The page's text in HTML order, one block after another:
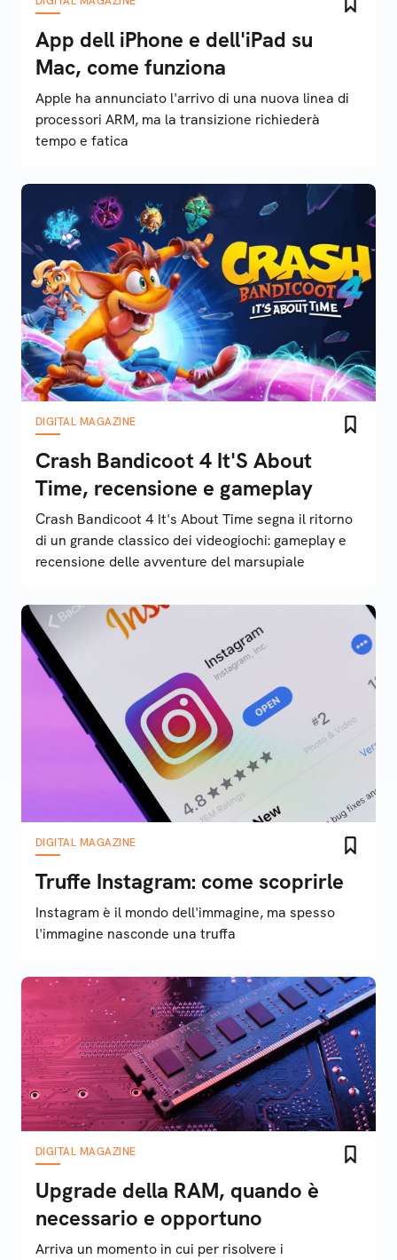
App dell iPhone e dell'iPad su
Mac, come funziona
Apple ha annunciato l'arrivo di una nuova linea di
processori ARM, ma la transizione richiederà
tempo e fatica
DIGITAL MAGAZINE
Crash Bandicoot 4 It'S About
Time, recensione e gameplay
Crash Bandicoot 4 It's About Time segna il ritorno
di un grande classico dei videogiochi: gameplay e
recensione delle avventure del marsupiale
DIGITAL MAGAZINE
Truffe Instagram: come scoprirle
Instagram è il mondo dell'immagine, ma spesso
l'immagine nasconde una truffa
DIGITAL MAGAZINE
Upgrade della RAM, quando è
necessario e opportuno
Arriva un momento in cui per risolvere i